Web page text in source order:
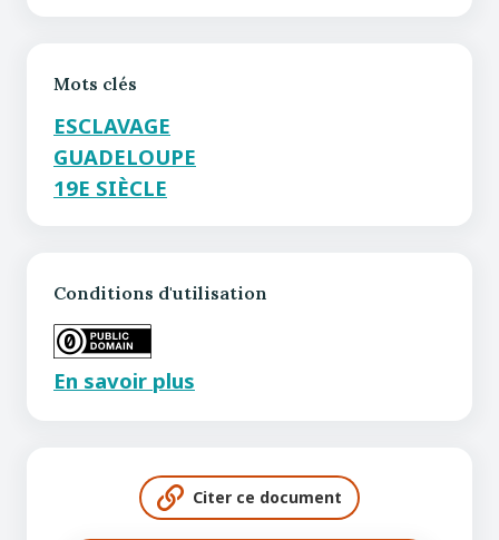
Mots clés
ESCLAVAGE
GUADELOUPE
19E SIÈCLE
Conditions d'utilisation
En savoir plus
Citer ce document